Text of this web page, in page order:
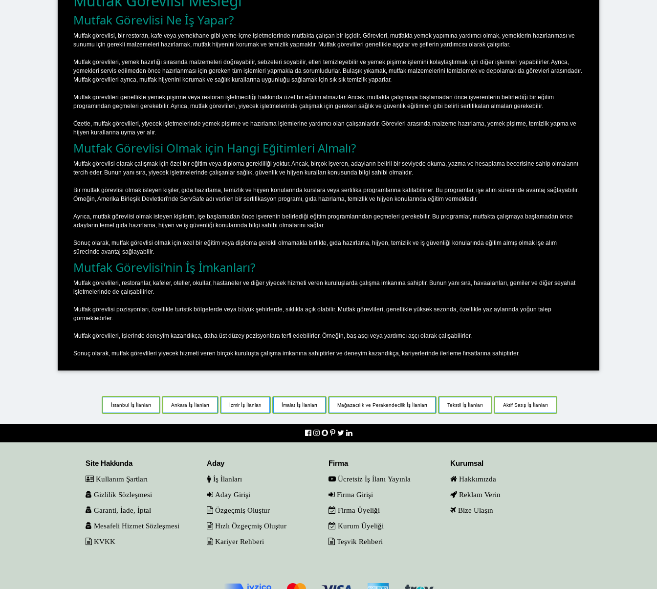
Mutfak Görevlisi Ne İş Yapar?
Mutfak görevlisi, bir restoran, kafe veya yemekhane gibi yeme-içme işletmelerinde mutfakta çalışan bir işçidir. Görevleri, mutfakta yemek yapımına yardımcı olmak, yemeklerin hazırlanması ve
sunumu için gerekli malzemeleri hazırlamak, mutfak hijyenini korumak ve temizlik yapmaktır. Mutfak görevlileri genellikle aşçılar ve şeflerin yardımcısı olarak çalışırlar.
Mutfak görevlileri, yemek hazırlığı sırasında malzemeleri doğrayabilir, sebzeleri soyabilir, etleri temizleyebilir ve yemek pişirme işlemini kolaylaştırmak için diğer işlemleri yapabilirler. Ayrıca,
yemekleri servis edilmeden önce hazırlanması için gereken tüm işlemleri yapmakla da sorumludurlar. Bulaşık yıkamak, mutfak malzemelerini temizlemek ve depolamak da görevleri arasındadır.
Mutfak görevlileri ayrıca, mutfak hijyenini korumak ve sağlık kurallarına uygunluğu sağlamak için sık sık temizlik yaparlar.
Mutfak görevlileri genellikle yemek pişirme veya restoran işletmeciliği hakkında özel bir eğitim almazlar. Ancak, mutfakta çalışmaya başlamadan önce işverenlerin belirlediği bir eğitim
programından geçmeleri gerekebilir. Ayrıca, mutfak görevlileri, yiyecek işletmelerinde çalışmak için gereken sağlık ve güvenlik eğitimleri gibi belirli sertifikaları almaları gerekebilir.
Özetle, mutfak görevlileri, yiyecek işletmelerinde yemek pişirme ve hazırlama işlemlerine yardımcı olan çalışanlardır. Görevleri arasında malzeme hazırlama, yemek pişirme, temizlik yapma ve
hijyen kurallarına uyma yer alır.
Mutfak Görevlisi Olmak için Hangi Eğitimleri Almalı?
Mutfak görevlisi olarak çalışmak için özel bir eğitim veya diploma gerekliliği yoktur. Ancak, birçok işveren, adayların belirli bir seviyede okuma, yazma ve hesaplama becerisine sahip olmalarını
tercih eder. Bunun yanı sıra, yiyecek işletmelerinde çalışanlar sağlık, güvenlik ve hijyen kuralları konusunda bilgi sahibi olmalıdır.
Bir mutfak görevlisi olmak isteyen kişiler, gıda hazırlama, temizlik ve hijyen konularında kurslara veya sertifika programlarına katılabilirler. Bu programlar, işe alım sürecinde avantaj sağlayabilir.
Örneğin, Amerika Birleşik Devletleri'nde ServSafe adı verilen bir sertifikasyon programı, gıda hazırlama, temizlik ve hijyen konularında eğitim vermektedir.
Ayrıca, mutfak görevlisi olmak isteyen kişilerin, işe başlamadan önce işverenin belirlediği eğitim programlarından geçmeleri gerekebilir. Bu programlar, mutfakta çalışmaya başlamadan önce
adayların temel gıda hazırlama, hijyen ve iş güvenliği konularında bilgi sahibi olmalarını sağlar.
Sonuç olarak, mutfak görevlisi olmak için özel bir eğitim veya diploma gerekli olmamakla birlikte, gıda hazırlama, hijyen, temizlik ve iş güvenliği konularında eğitim almış olmak işe alım
sürecinde avantaj sağlayabilir.
Mutfak Görevlisi'nin İş İmkanları?
Mutfak görevlileri, restoranlar, kafeler, oteller, okullar, hastaneler ve diğer yiyecek hizmeti veren kuruluşlarda çalışma imkanına sahiptir. Bunun yanı sıra, havaalanları, gemiler ve diğer seyahat
işletmelerinde de çalışabilirler.
Mutfak görevlisi pozisyonları, özellikle turistik bölgelerde veya büyük şehirlerde, sıklıkla açık olabilir. Mutfak görevlileri, genellikle yüksek sezonda, özellikle yaz aylarında yoğun talep
görmektedirler.
Mutfak görevlileri, işlerinde deneyim kazandıkça, daha üst düzey pozisyonlara terfi edebilirler. Örneğin, baş aşçı veya yardımcı aşçı olarak çalışabilirler.
Sonuç olarak, mutfak görevlileri yiyecek hizmeti veren birçok kuruluşta çalışma imkanına sahiptirler ve deneyim kazandıkça, kariyerlerinde ilerleme fırsatlarına sahiptirler.
İstanbul İş İlanları Ankara İş İlanları İzmir İş İlanları İmalat İş İlanları Mağazacılık ve Perakendecilik İş İlanları Tekstil İş İlanları Aktif Satış İş İlanları
Site Hakkında
Kullanım Şartları
Gizlilik Sözleşmesi
Garanti, İade, İptal
Mesafeli Hizmet Sözleşmesi
KVKK
Aday
İş İlanları
Aday Girişi
Özgeçmiş Oluştur
Hızlı Özgeçmiş Oluştur
Kariyer Rehberi
Firma
Ücretsiz İş İlanı Yayınla
Firma Girişi
Firma Üyeliği
Kurum Üyeliği
Teşvik Rehberi
Kurumsal
Hakkımızda
Reklam Verin
Bize Ulaşın